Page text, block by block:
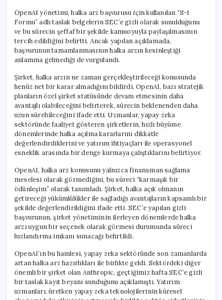
OpenAI yönetimi, halka arz başvurusu için kullanılan “S-1
Formu” adlı taslak belgelerin SEC’e gizli olarak sunulduğunu
ve bu sürecin şeffaf bir şekilde kamuoyuyla paylaşılmasının
tercih edildiğini belirtti. Ancak yapılan açıklamada,
başvurunun tamamlanmasının halka arzın kesinleştiği
anlamına gelmediği de vurgulandı.
Şirket, halka arzın ne zaman gerçekleştirileceği konusunda
henüz net bir karar almadığını bildirdi. OpenAI, bazı stratejik
planların özel şirket statüsünde devam etmesinin daha
avantajlı olabileceğini belirterek, sürecin beklenenden daha
uzun sürebileceğini ifade etti. Uzmanlar, yapay zeka
sektöründe faaliyet gösteren şirketlerin, hızlı büyüme
dönemlerinde halka açılma kararlarını dikkatle
değerlendirdiklerini ve yatırım ihtiyaçları ile operasyonel
esneklik arasında bir denge kurmaya çalıştıklarını belirtiyor.
OpenAI, halka arz konusunu yalnızca finansman sağlama
meselesi olarak görmediğini, bu süreci “karmaşık bir
ödünleşim” olarak tanımladı. Şirket, halka açık olmanın
getireceği yükümlülükler ile sağladığı avantajların kapsamlı bir
şekilde değerlendirildiğini ifade etti. SEC’e yapılan gizli
başvurunun, şirket yönetiminin ilerleyen dönemlerde halka
arzı uygun bir seçenek olarak görmesi durumunda süreci
hızlandırma imkanı sunacağı belirtildi.
OpenAI’ın bu hamlesi, yapay zeka sektöründe son zamanlarda
artan halka arz hazırlıkları ile birlikte geldi. Sektördeki diğer
önemli bir şirket olan Anthropic, geçtiğimiz hafta SEC’e gizli
bir taslak kayıt beyanı sunduğunu açıklamıştı. Yatırım
uzmanları, üretken yapay zeka teknolojilerinin küresel